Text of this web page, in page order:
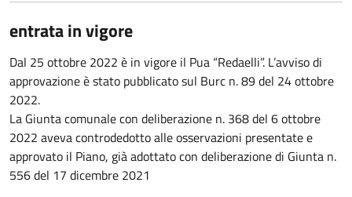
entrata in vigore
Dal 25 ottobre 2022 è in vigore il Pua “Redaelli”. L’avviso di
approvazione è stato pubblicato sul Burc n. 89 del 24 ottobre
2022.
La Giunta comunale con deliberazione n. 368 del 6 ottobre
2022 aveva controdedotto alle osservazioni presentate e
approvato il Piano, già adottato con deliberazione di Giunta n.
556 del 17 dicembre 2021